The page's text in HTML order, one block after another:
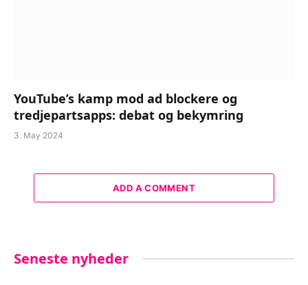
YouTube’s kamp mod ad blockere og
tredjepartsapps: debat og bekymring
3. May 2024
ADD A COMMENT
Seneste nyheder